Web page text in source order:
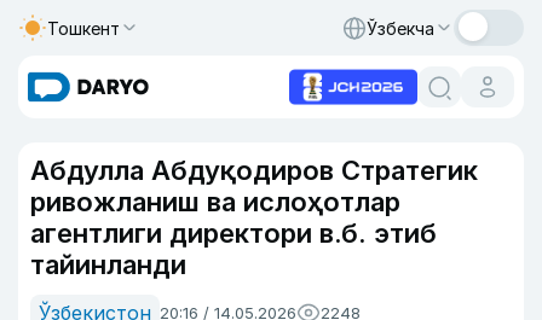
Тошкент Ўзбекча
Абдулла Абдуқодиров Стратегик
ривожланиш ва ислоҳотлар
агентлиги директори в.б. этиб
тайинланди
Ўзбекистон 20:16 / 14.05.2026 2248